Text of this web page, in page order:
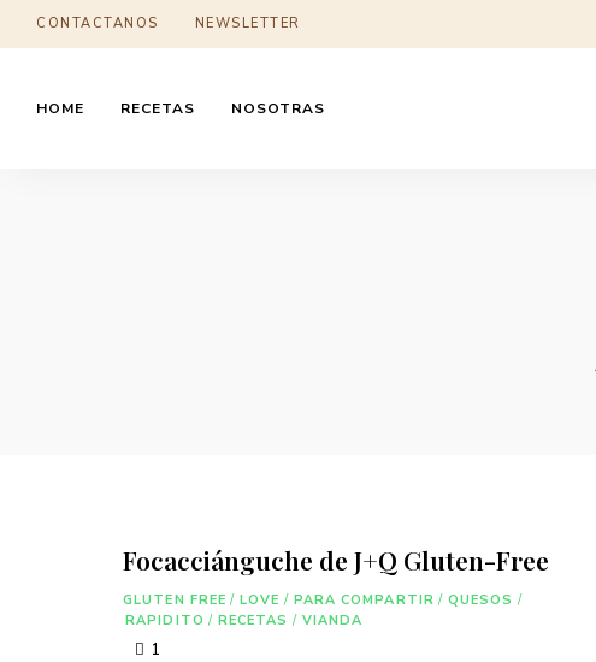
CONTACTANOS NEWSLETTER
HOME RECETAS NOSOTRAS
Focacciánguche de J+Q Gluten-Free
GLUTEN FREE / LOVE / PARA COMPARTIR / QUESOS /
RAPIDITO / RECETAS / VIANDA
1